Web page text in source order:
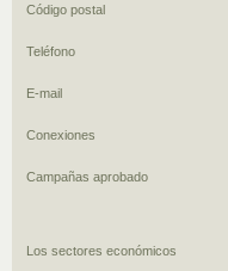
Código postal
Teléfono
E-mail
Conexiones
Campañas aprobado
Los sectores económicos